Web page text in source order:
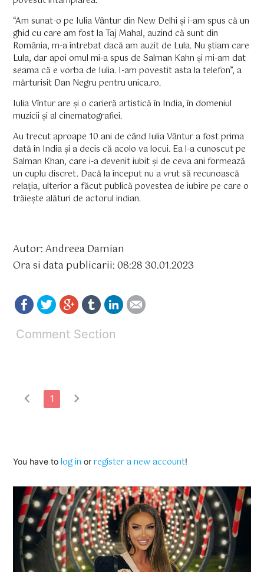
“Am sunat-o pe Iulia Vântur din New Delhi și i-am spus că un
ghid cu care am fost la Taj Mahal, auzind că sunt din
România, m-a întrebat dacă am auzit de Lula. Nu știam care
Lula, dar apoi omul mi-a spus de Salman Kahn și mi-am dat
seama că e vorba de Iulia. I-am povestit asta la telefon”, a
mărturisit Dan Negru pentru unica.ro.
Iulia Vîntur are și o carieră artistică în India, în domeniul
muzicii și al cinematografiei.
Au trecut aproape 10 ani de când Iulia Vântur a fost prima
dată în India și a decis că acolo va locui. Ea l-a cunoscut pe
Salman Khan, care i-a devenit iubit și de ceva ani formează
un cuplu discret. Dacă la început nu a vrut să recunoască
relația, ulterior a făcut publică povestea de iubire pe care o
trăiește alături de actorul indian.
Autor: Andreea Damian
Ora si data publicarii: 08:28 30.01.2023
Comment Section
chevron_left 1 chevron_right
You have tolog in orregister a new account!